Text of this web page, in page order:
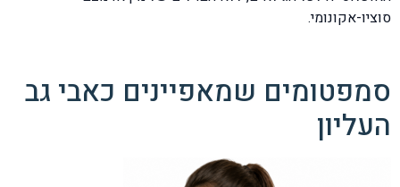
סוציו-אקונומי.
סמפטומים שמאפיינים כאבי גב
העליון